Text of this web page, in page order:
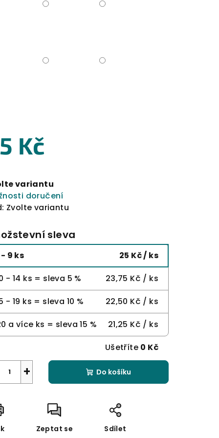
Kč
variantu
doručení
Zvolte variantu
sleva
- 9 ks 25 Kč/ ks
- 14 ks = sleva 5 % 23,75 Kč / ks
- 19 ks = sleva 10 % 22,50 Kč / ks
a více ks = sleva 15 % 21,25 Kč / ks
Ušetříte 0 Kč
+ Do košíku
Zeptat se Sdílet